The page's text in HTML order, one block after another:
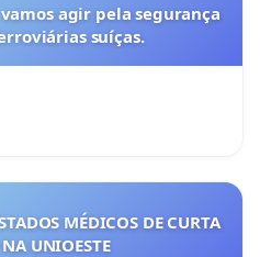
agir pela segurança
suíças.
MÉDICOS DE CURTA
UNIOESTE